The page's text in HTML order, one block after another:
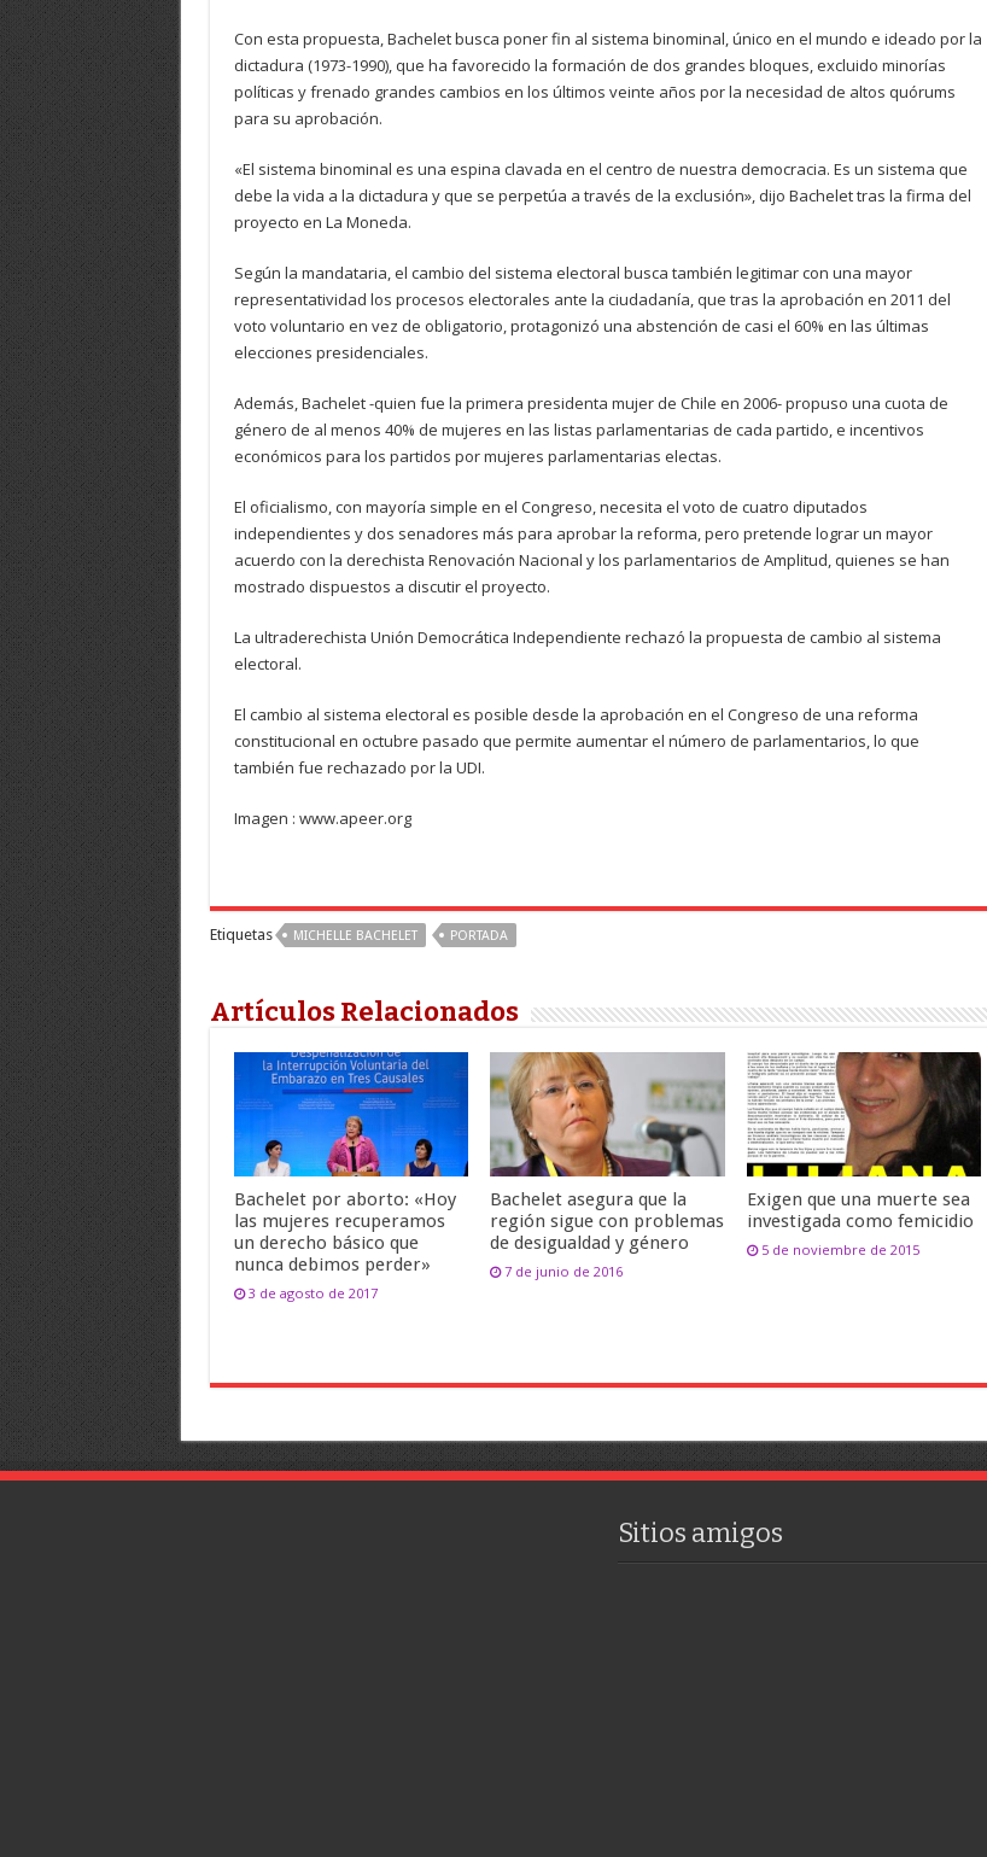
Con esta propuesta, Bachelet busca poner fin al sistema binominal, único en el mundo e ideado por la
dictadura (1973-1990), que ha favorecido la formación de dos grandes bloques, excluido minorías
políticas y frenado grandes cambios en los últimos veinte años por la necesidad de altos quórums
para su aprobación.
«El sistema binominal es una espina clavada en el centro de nuestra democracia. Es un sistema que
debe la vida a la dictadura y que se perpetúa a través de la exclusión», dijo Bachelet tras la firma del
proyecto en La Moneda.
Según la mandataria, el cambio del sistema electoral busca también legitimar con una mayor
representatividad los procesos electorales ante la ciudadanía, que tras la aprobación en 2011 del
voto voluntario en vez de obligatorio, protagonizó una abstención de casi el 60% en las últimas
elecciones presidenciales.
Además, Bachelet -quien fue la primera presidenta mujer de Chile en 2006- propuso una cuota de
género de al menos 40% de mujeres en las listas parlamentarias de cada partido, e incentivos
económicos para los partidos por mujeres parlamentarias electas.
El oficialismo, con mayoría simple en el Congreso, necesita el voto de cuatro diputados
independientes y dos senadores más para aprobar la reforma, pero pretende lograr un mayor
acuerdo con la derechista Renovación Nacional y los parlamentarios de Amplitud, quienes se han
mostrado dispuestos a discutir el proyecto.
La ultraderechista Unión Democrática Independiente rechazó la propuesta de cambio al sistema
electoral.
El cambio al sistema electoral es posible desde la aprobación en el Congreso de una reforma
constitucional en octubre pasado que permite aumentar el número de parlamentarios, lo que
también fue rechazado por la UDI.
Imagen : www.apeer.org
Etiquetas MICHELLE BACHELET PORTADA
Artículos Relacionados
Bachelet por aborto: «Hoy
las mujeres recuperamos
un derecho básico que
nunca debimos perder»
3 de agosto de 2017
Bachelet asegura que la
región sigue con problemas
de desigualdad y género
7 de junio de 2016
Exigen que una muerte sea
investigada como femicidio
5 de noviembre de 2015
Sitios amigos